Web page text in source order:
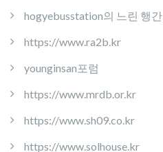
hogyebusstation의 느린 행간
https://www.ra2b.kr
younginsan포럼
https://www.mrdb.or.kr
https://www.sh09.co.kr
https://www.solhouse.kr